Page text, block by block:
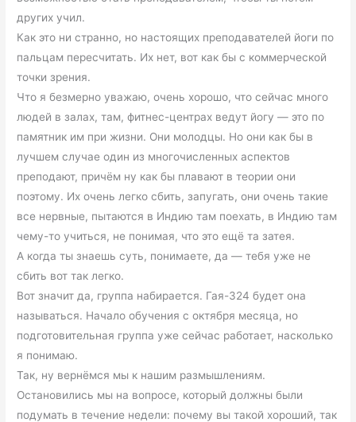
других учил.
Как это ни странно, но настоящих преподавателей йоги по
пальцам пересчитать. Их нет, вот как бы с коммерческой
точки зрения.
Что я безмерно уважаю, очень хорошо, что сейчас много
людей в залах, там, фитнес-центрах ведут йогу — это по
памятник им при жизни. Они молодцы. Но они как бы в
лучшем случае один из многочисленных аспектов
преподают, причём ну как бы плавают в теории они
поэтому. Их очень легко сбить, запугать, они очень такие
все нервные, пытаются в Индию там поехать, в Индию там
чему-то учиться, не понимая, что это ещё та затея.
А когда ты знаешь суть, понимаете, да — тебя уже не
сбить вот так легко.
Вот значит да, группа набирается. Гая-324 будет она
называться. Начало обучения с октября месяца, но
подготовительная группа уже сейчас работает, насколько
я понимаю.
Так, ну вернёмся мы к нашим размышлениям.
Остановились мы на вопросе, который должны были
подумать в течение недели: почему вы такой хороший, так